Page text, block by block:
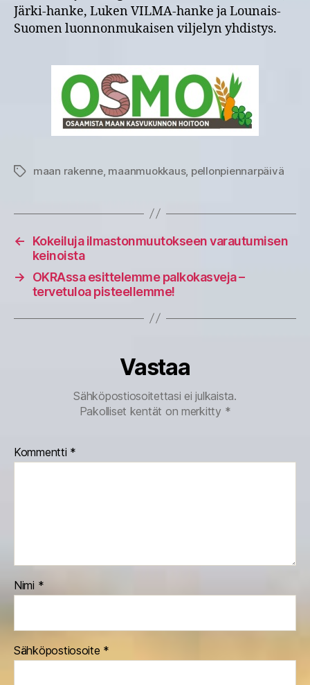
Järki-hanke, Luken VILMA-hanke ja Lounais-
Suomen luonnonmukaisen viljelyn yhdistys.
Avainsanat
maan rakenne, maanmuokkaus, pellonpiennarpäivä
←
Kokeiluja ilmastonmuutokseen varautumisen
keinoista
→
OKRAssa esittelemme palkokasveja –
tervetuloa pisteellemme!
Vastaa
Sähköpostiosoitettasi ei julkaista.
Pakolliset kentät on merkitty *
Kommentti *
Nimi *
Sähköpostiosoite *